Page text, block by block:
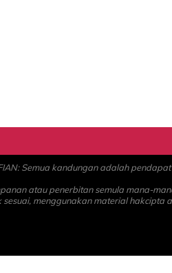
Semua kandungan adalah
atau penerbitan semula mana-
sesuai, menggunakan material hakcipta